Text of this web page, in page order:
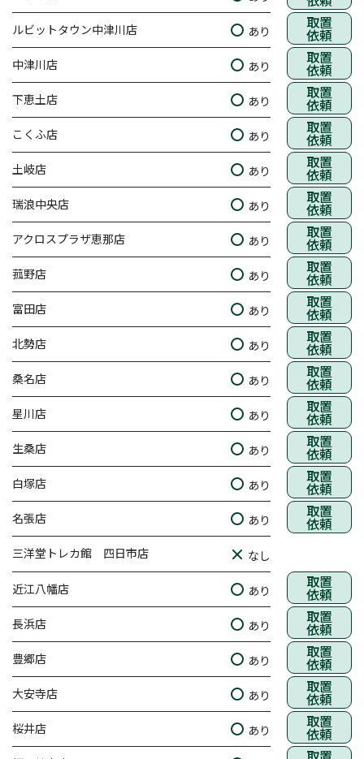
ルビットタウン中津川店 あり 取置
依頼
中津川店 あり 取置
依頼
下恵土店 あり 取置
依頼
こくふ店 あり 取置
依頼
土岐店 あり 取置
依頼
瑞浪中央店 あり 取置
依頼
アクロスプラザ恵那店 あり 取置
依頼
菰野店 あり 取置
依頼
富田店 あり 取置
依頼
北勢店 あり 取置
依頼
桑名店 あり 取置
依頼
星川店 あり 取置
依頼
生桑店 あり 取置
依頼
白塚店 あり 取置
依頼
名張店 あり 取置
依頼
三洋堂トレカ館 四日市店 なし
近江八幡店 あり 取置
依頼
長浜店 あり 取置
依頼
豊郷店 あり 取置
依頼
大安寺店 あり 取置
依頼
桜井店 あり 取置
依頼